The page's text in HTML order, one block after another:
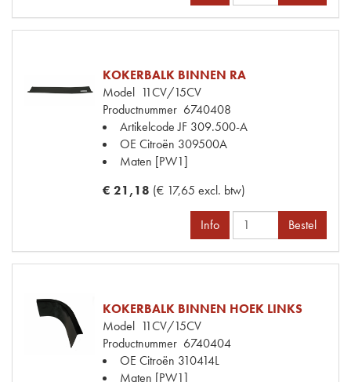
KOKERBALK BINNEN RA
Model 11CV/15CV
Productnummer 6740408
Artikelcode JF 309.500-A
OE Citroën 309500A
Maten [PW1]
€ 21,18 (€ 17,65 excl. btw)
Info Bestel
KOKERBALK BINNEN HOEK LINKS
Model 11CV/15CV
Productnummer 6740404
OE Citroën 310414L
Maten [PW1]